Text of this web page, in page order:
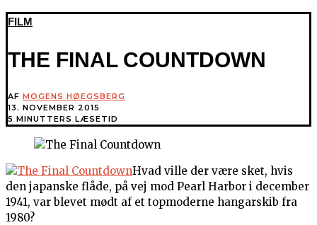
FILM
THE FINAL COUNTDOWN
AF MOGENS HØEGSBERG
13. NOVEMBER 2015
5 MINUTTERS LÆSETID
Hvad ville der være sket, hvis
den japanske flåde, på vej mod Pearl Harbor i december
1941, var blevet mødt af et topmoderne hangarskib fra
1980?